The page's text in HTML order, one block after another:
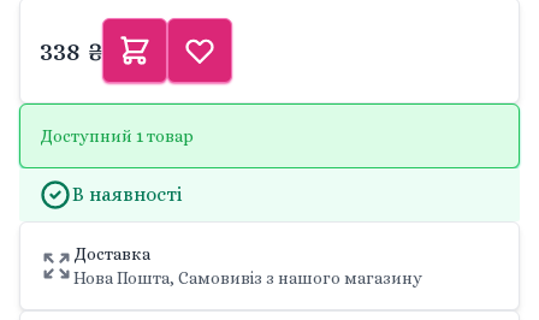
338 ₴
Доступний 1 товар
В наявності
Доставка
Нова Пошта, Самовивіз з нашого магазину